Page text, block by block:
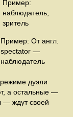
Пример:
наблюдатель,
зритель
Пример: От англ.
spectator —
наблюдатель
дуэли
а остальные —
— ждут своей